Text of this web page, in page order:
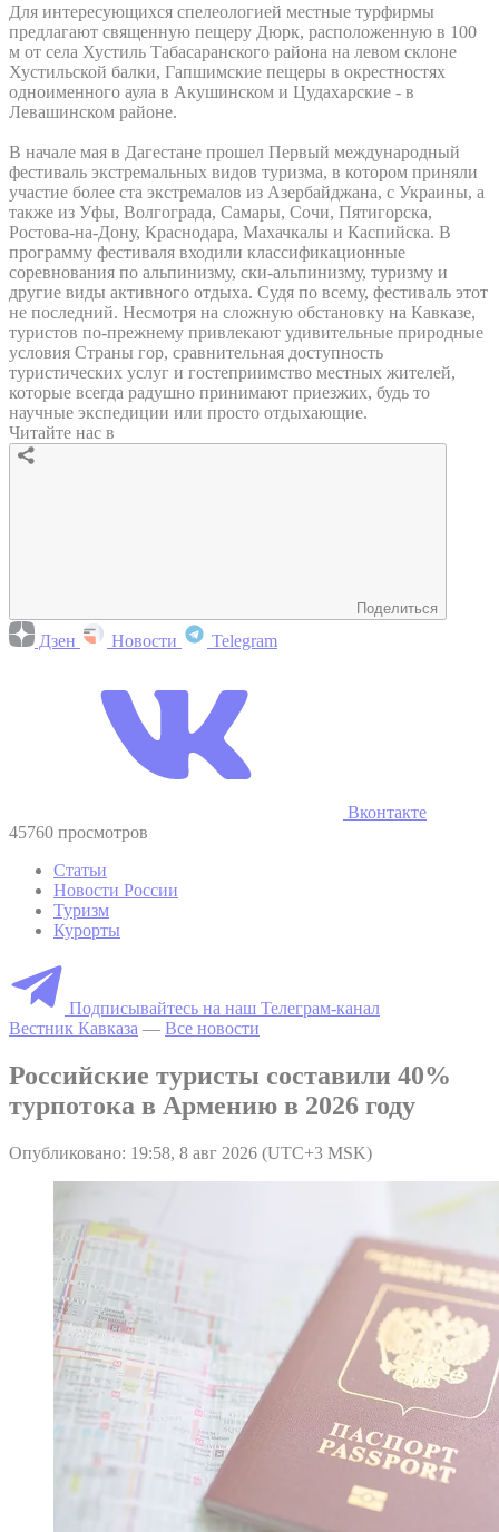
Для интересующихся спелеологией местные турфирмы
предлагают священную пещеру Дюрк, расположенную в 100
м от села Хустиль Табасаранского района на левом склоне
Хустильской балки, Гапшимские пещеры в окрестностях
одноименного аула в Акушинском и Цудахарские - в
Левашинском районе.
В начале мая в Дагестане прошел Первый международный
фестиваль экстремальных видов туризма, в котором приняли
участие более ста экстремалов из Азербайджана, с Украины, а
также из Уфы, Волгограда, Самары, Сочи, Пятигорска,
Ростова-на-Дону, Краснодара, Махачкалы и Каспийска. В
программу фестиваля входили классификационные
соревнования по альпинизму, ски-альпинизму, туризму и
другие виды активного отдыха. Судя по всему, фестиваль этот
не последний. Несмотря на сложную обстановку на Кавказе,
туристов по-прежнему привлекают удивительные природные
условия Страны гор, сравнительная доступность
туристических услуг и гостеприимство местных жителей,
которые всегда радушно принимают приезжих, будь то
научные экспедиции или просто отдыхающие.
Читайте нас в
Поделиться
Дзен Новости Telegram
Вконтакте
45760 просмотров
Статьи
Новости России
Туризм
Курорты
Подписывайтесь на наш Телеграм-канал
Вестник Кавказа — Все новости
Российские туристы составили 40%
турпотока в Армению в 2026 году
Опубликовано: 19:58, 8 авг 2026 (UTC+3 MSK)